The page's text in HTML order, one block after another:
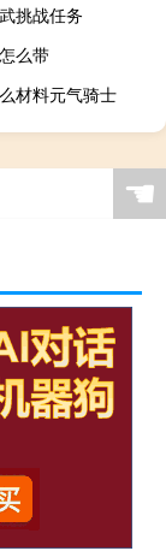
挑战任务
么带
材料元气骑士
☚